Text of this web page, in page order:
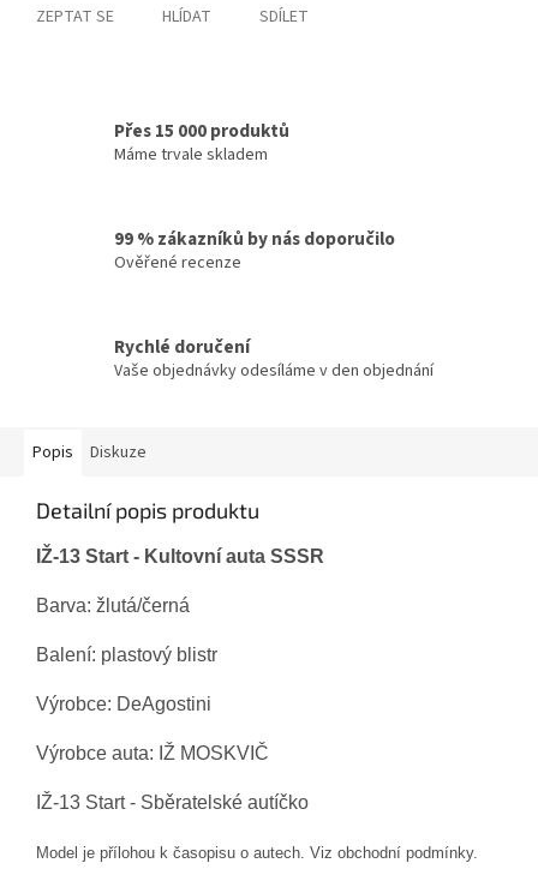
ZEPTAT SE HLÍDAT SDÍLET
Přes 15 000 produktů
Máme trvale skladem
99 % zákazníků by nás doporučilo
Ověřené recenze
Rychlé doručení
Vaše objednávky odesíláme v den objednání
Popis Diskuze
Detailní popis produktu
IŽ-13 Start - Kultovní auta SSSR
Barva: žlutá/černá
Balení: plastový blistr
Výrobce: DeAgostini
Výrobce auta: IŽ MOSKVIČ
IŽ-13 Start - Sběratelské autíčko
Model je přílohou k časopisu o autech. Viz obchodní podmínky.